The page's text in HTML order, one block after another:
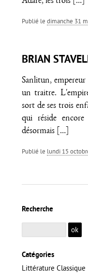
Publié le dimanche 31
BRIAN
Sanlitun,
un traitre.
sort de ses trois
qui réside
désormais
[…]
Publié le lundi 15
Recherche
Catégories
Littérature Classique